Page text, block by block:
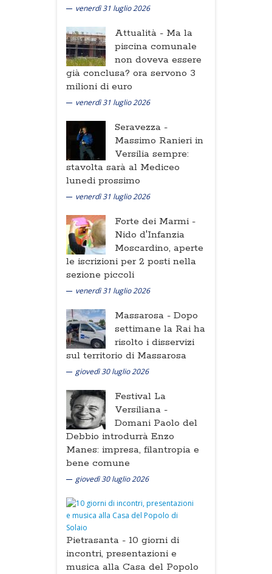
venerdì 31 luglio 2026
Attualità - Ma la
piscina comunale
non doveva essere
già conclusa? ora servono 3
milioni di euro
venerdì 31 luglio 2026
Seravezza -
Massimo Ranieri in
Versilia sempre:
stavolta sarà al Mediceo
lunedi prossimo
venerdì 31 luglio 2026
Forte dei Marmi -
Nido d'Infanzia
Moscardino, aperte
le iscrizioni per 2 posti nella
sezione piccoli
venerdì 31 luglio 2026
Massarosa - Dopo
settimane la Rai ha
risolto i disservizi
sul territorio di Massarosa
giovedì 30 luglio 2026
Festival La
Versiliana -
Domani Paolo del
Debbio introdurrà Enzo
Manes: impresa, filantropia e
bene comune
giovedì 30 luglio 2026
Pietrasanta - 10 giorni di
incontri, presentazioni e
musica alla Casa del Popolo